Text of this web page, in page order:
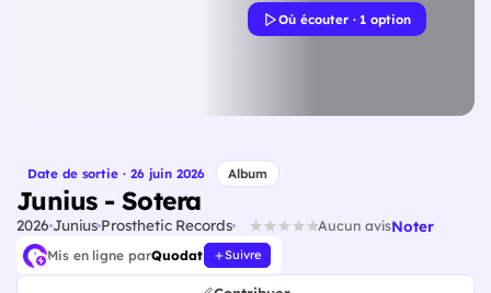
Où écouter · 1 option
Date de sortie · 26 juin 2026 Album
Junius - Sotera
2026 Junius Prosthetic Records Aucun avisNoter
Mis en ligne parQuodat Suivre